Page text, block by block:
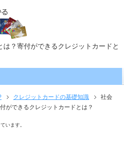
？寄付ができるクレジットカードと
クレジットカードの基礎知識
社会
ができるクレジットカードとは？
います。